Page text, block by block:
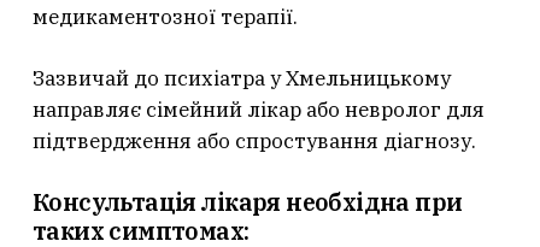
медикаментозної терапії.
Зазвичай до психіатра у Хмельницькому
направляє сімейний лікар або невролог для
підтвердження або спростування діагнозу.
Консультація лікаря необхідна при
таких симптомах: